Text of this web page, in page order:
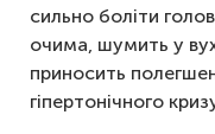
сильно боліти
очима, шумить у
приносить
гіпертонічного